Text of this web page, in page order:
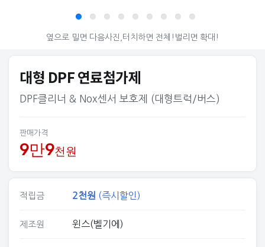
옆으로 밀면 다음사진,터치하면 전체!벌리면 확대!
대형 DPF 연료첨가제
DPF클리너 & Nox센서 보호제 (대형트럭/버스)
판매가격
9만9천원
적립금 2천원 (즉시할인)
제조원 윈스(벨기에)